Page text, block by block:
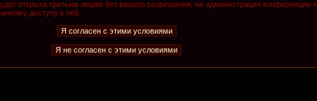
открыта третьим лицам без вашего разрешения, ни администрация конференции
доступу к ней.